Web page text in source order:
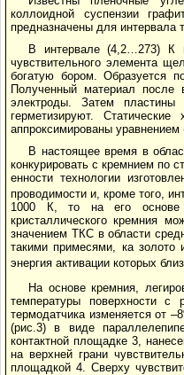
коллоидной суспензии
предназначены для интервала
В интервале (4,2…273) К
чувствительного элемента
богатую бором. Образуется
Полученный материал
электроды. Затем
герметизируют. Статические
аппроксимированы уравнением
В настоящее время в
конкурировать с кремнием по
ен­ности технологии
проводимости и, кроме того,
1000 К, то на его основе
кристаллического кремния
значением ТКС в области
такими при­месями, ка золото
энергия активации которых
На основе кремния,
температуры поверхности
термодатчика изменяется от
(рис.3) в виде
контактной площадке 3,
на верхней грани
площадкой 4. Сверху